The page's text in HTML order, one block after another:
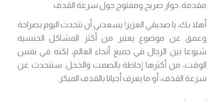
مقدمة: حوار صريح ومفتوح حول سرعة القذف
أهلا بك، يا صديقي العزيز! يسعدني أن نتحدث اليوم بصراحة
وعمق عن موضوع يعتبر من أكثر المشاكل الجنسية
شيوعا بين الرجال في جميع أنحاء العالم، لكنه في نفس
الوقت، من أكثرها إحاطة بالصمت والخجل. سنتحدث عن
سرعة القذف، أو ما يعرف أحيانا بالقذف المبكر.